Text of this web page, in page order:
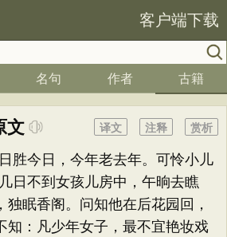
客户端下载
名句 作者 古籍
文 赏析
注释
译文
今日，今年老去年。可怜小儿
日不到女孩儿房中，午晌去瞧
独眠香阁。问知他在后花园回，
知：凡少年女子，最不宜艳妆戏